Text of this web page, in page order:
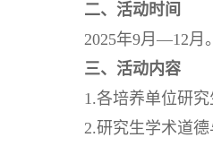
二、活动时间
2025年9月—12月
三、活动内容
1.各培养单位研
2.研究生学术道